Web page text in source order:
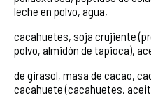
leche en polvo, agua,
cacahuetes, soja crujiente
polvo, almidón de tapioca),
de girasol, masa de cacao,
cacahuete (cacahuetes,